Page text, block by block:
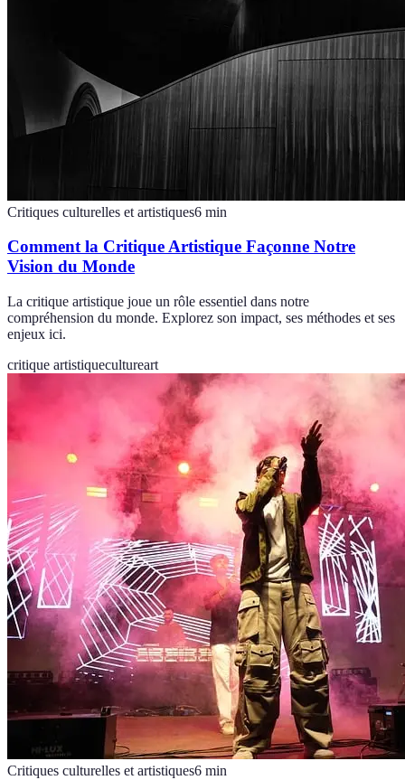
Critiques culturelles et artistiques6 min
Comment la Critique Artistique Façonne Notre
Vision du Monde
La critique artistique joue un rôle essentiel dans notre
compréhension du monde. Explorez son impact, ses méthodes et ses
enjeux ici.
critique artistiquecultureart
Critiques culturelles et artistiques6 min